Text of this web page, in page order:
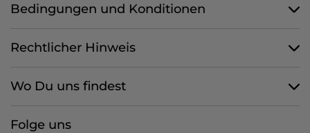
Bedingungen und Konditionen
Rechtlicher Hinweis
Wo Du uns findest
Folge uns